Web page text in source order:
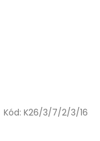
Kód: K26/3/7/2/3/16